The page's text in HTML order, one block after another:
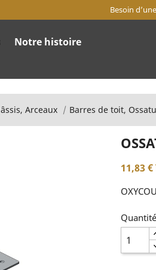
Besoin
Notre histoire
Arceaux Barres de toit,
11,83 €
Quantité